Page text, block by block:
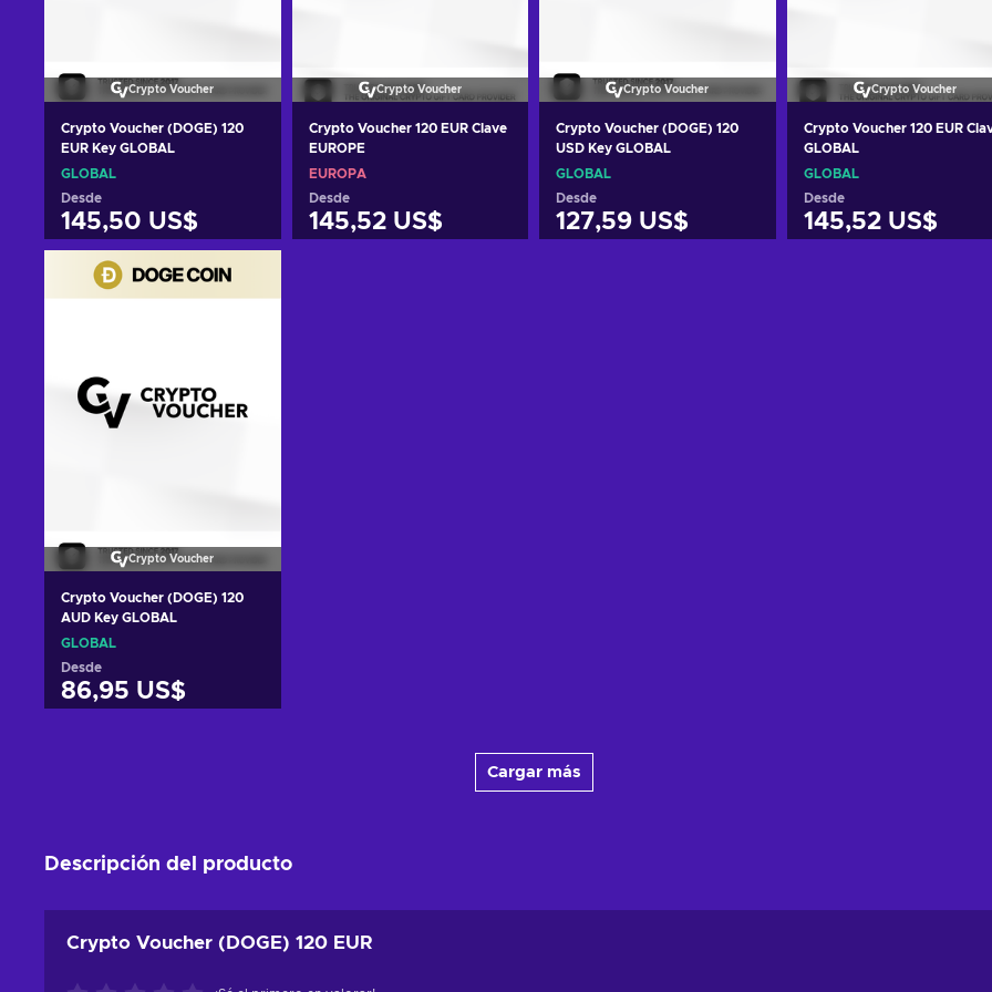
Crypto Voucher
Crypto Voucher (DOGE) 120
EUR Key GLOBAL
GLOBAL
Desde
145,50 US$
Añadir al carrito
Crypto Voucher
Crypto Voucher 120 EUR Clave
EUROPE
EUROPA
Desde
145,52 US$
Crypto Voucher
Crypto Voucher (DOGE) 120
USD Key GLOBAL
GLOBAL
Desde
127,59 US$
Crypto Voucher
Crypto Voucher 120 EUR
GLOBAL
GLOBAL
Desde
145,52 US$
Crypto Voucher
Crypto Voucher (DOGE) 120
AUD Key GLOBAL
GLOBAL
Desde
86,95 US$
Cargar más
Descripción del producto
Crypto Voucher (DOGE) 120 EUR